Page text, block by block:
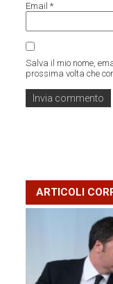
Email*
Salva il mio nome,
prossima volta che
ARTICOLI